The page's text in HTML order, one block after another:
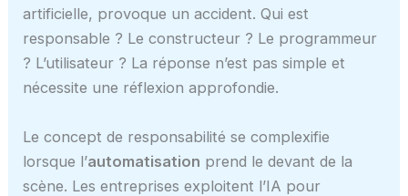
artificielle, provoque un accident. Qui est
responsable ? Le constructeur ? Le programmeur
? L’utilisateur ? La réponse n’est pas simple et
nécessite une réflexion approfondie.
Le concept de responsabilité se complexifie
lorsque l’automatisation prend le devant de la
scène. Les entreprises exploitent l’IA pour